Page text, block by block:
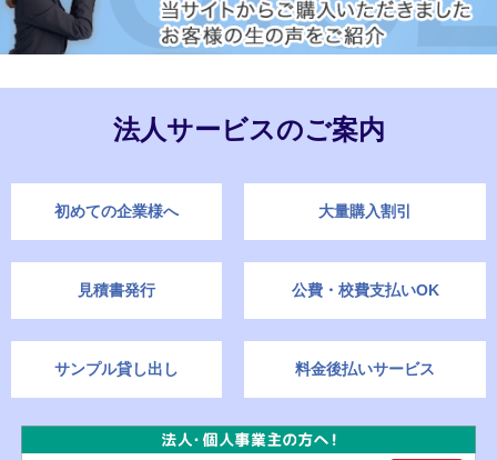
法人サービスのご案内
初めての企業様へ 大量購入割引
見積書発行 公費・校費支払いOK
サンプル貸し出し 料金後払いサービス